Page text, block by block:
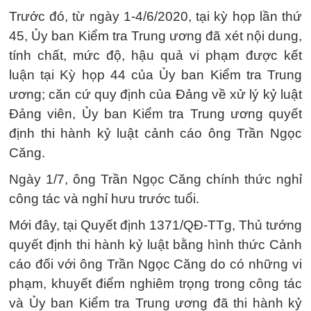
Trước đó, từ ngày 1-4/6/2020, tại kỳ họp lần thứ
45, Ủy ban Kiểm tra Trung ương đã xét nội dung,
tính chất, mức độ, hậu quả vi phạm được kết
luận tại Kỳ họp 44 của Ủy ban Kiểm tra Trung
ương; căn cứ quy định của Đảng về xử lý kỷ luật
Đảng viên, Ủy ban Kiểm tra Trung ương quyết
định thi hành kỷ luật cảnh cáo ông Trần Ngọc
Căng.
Ngày 1/7, ông Trần Ngọc Căng chính thức nghỉ
công tác và nghỉ hưu trước tuổi.
Mới đây, tại Quyết định 1371/QĐ-TTg, Thủ tướng
quyết định thi hành kỷ luật bằng hình thức Cảnh
cáo đối với ông Trần Ngọc Căng do có những vi
phạm, khuyết điểm nghiêm trọng trong công tác
và Ủy ban Kiểm tra Trung ương đã thi hành kỷ